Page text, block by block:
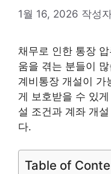
1월 16, 2026 작성
채무로 인한 통장
움을 겪는 분들이
계비통장 개설이 가
게 보호받을 수 있
설 조건과 계좌 개
다.
Table of